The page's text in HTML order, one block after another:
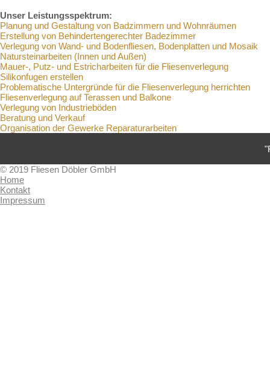
Unser Leistungsspektrum:
Planung und Gestaltung von Badzimmern und Wohnräumen
Erstellung von Behindertengerechter Badezimmer
Verlegung von Wand- und Bodenfliesen, Bodenplatten und Mosaik
Natursteinarbeiten (Innen und Außen)
Mauer-, Putz- und Estricharbeiten für die Fliesenverlegung
Silikonfugen erstellen
Problematische Untergründe für die Fliesenverlegung herrichten
Fliesenverlegung auf Terassen und Balkone
Verlegung von Industrieböden
Beratung und Verkauf
Organisation der Gewerke Reparaturarbeiten
© 2019 Fliesen Döbler GmbH
Home
Kontakt
Impressum